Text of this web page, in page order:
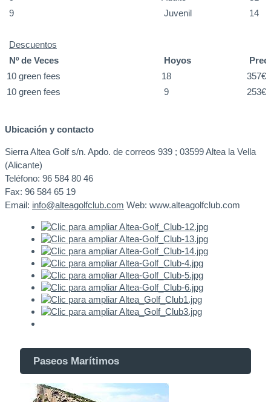
9
Juvenil 14
Descuentos
Nº de Veces
Hoyos
10 green fees
18
357€
10 green fees
9 253€
Ubicación y contacto
Sierra Altea Golf s/n. Apdo. de correos 939 ; 03599 Altea la Vella
(Alicante)
Teléfono: 96 584 80 46
Fax: 96 584 65 19
Email: info@alteagolfclub.com Web: www.alteagolfclub.com
Paseos Marítimos